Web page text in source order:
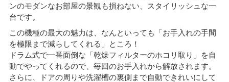
ンのモダンなお部屋の景観も損ねない、スタイリッシュな一
台です。
この機種の最大の魅力は、なんといっても「お手入れの手間
を極限まで減らしてくれる」ところ！
ドラム式で一番面倒な「乾燥フィルターのホコリ取り」を自
動でやってくれるので、毎回のお手入れから解放されます。
さらに、ドアの周りや洗濯槽の裏側まで自動できれいにして